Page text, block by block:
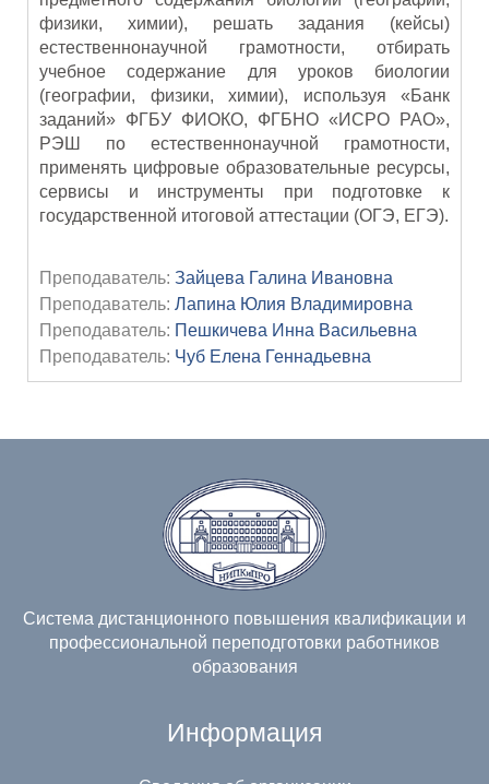
физики, химии), решать задания (кейсы)
естественнонаучной грамотности, отбирать
учебное содержание для уроков биологии
(географии, физики, химии), используя «Банк
заданий» ФГБУ ФИОКО, ФГБНО «ИСРО РАО»,
РЭШ по естественнонаучной грамотности,
применять цифровые образовательные ресурсы,
сервисы и инструменты при подготовке к
государственной итоговой аттестации (ОГЭ, ЕГЭ).
Преподаватель: Зайцева Галина Ивановна
Преподаватель: Лапина Юлия Владимировна
Преподаватель: Пешкичева Инна Васильевна
Преподаватель: Чуб Елена Геннадьевна
Система дистанционного повышения квалификации и
профессиональной переподготовки работников
образования
Информация